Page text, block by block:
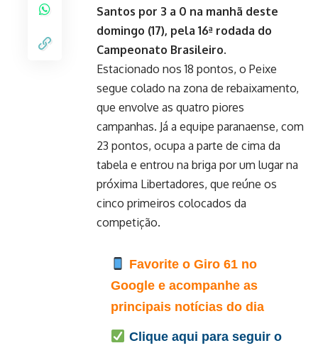
Santos por 3 a 0 na manhã deste
domingo (17), pela 16ª rodada do
Campeonato Brasileiro.
Estacionado nos 18 pontos, o Peixe
segue colado na zona de rebaixamento,
que envolve as quatro piores
campanhas. Já a equipe paranaense, com
23 pontos, ocupa a parte de cima da
tabela e entrou na briga por um lugar na
próxima Libertadores, que reúne os
cinco primeiros colocados da
competição.
Favorite o Giro 61 no
Google e acompanhe as
principais notícias do dia
Clique aqui para seguir o